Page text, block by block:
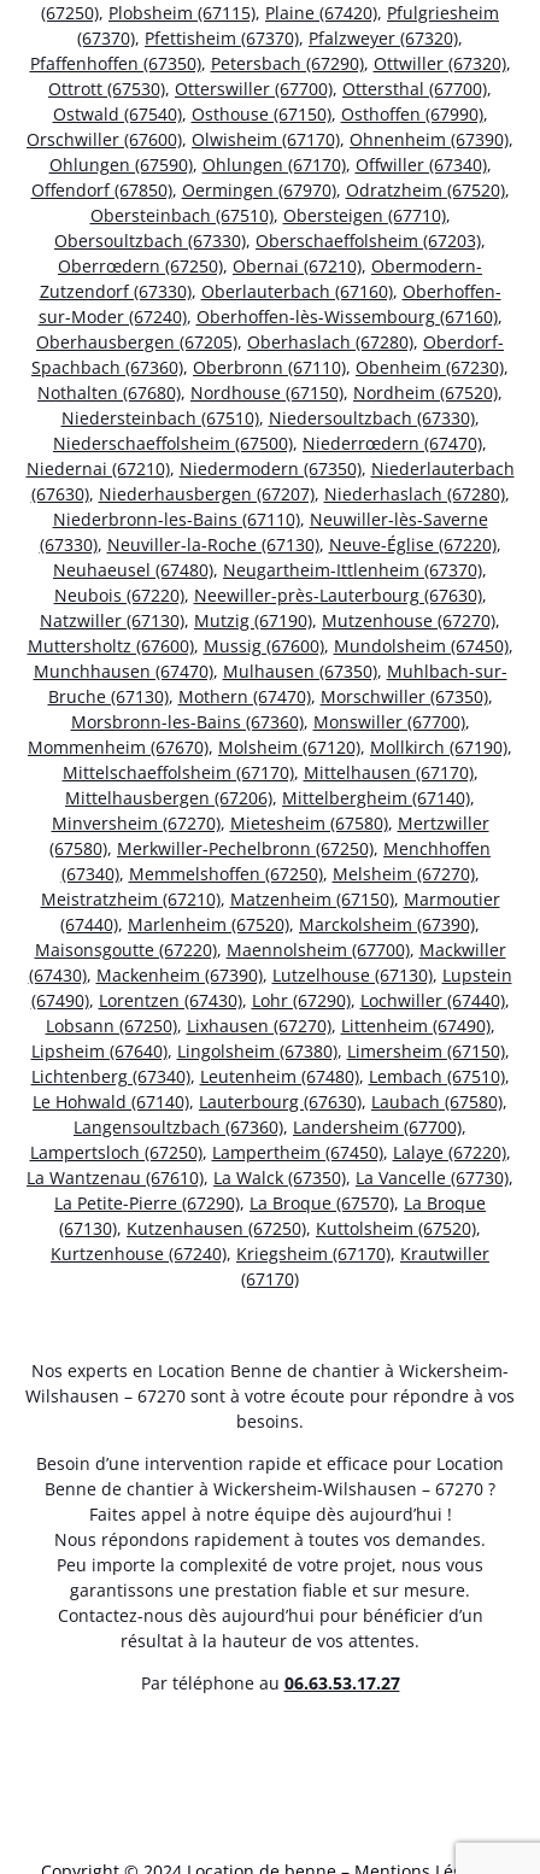
(67250), Plobsheim (67115), Plaine (67420), Pfulgriesheim
(67370), Pfettisheim (67370), Pfalzweyer (67320),
Pfaffenhoffen (67350), Petersbach (67290), Ottwiller (67320),
Ottrott (67530), Otterswiller (67700), Ottersthal (67700),
Ostwald (67540), Osthouse (67150), Osthoffen (67990),
Orschwiller (67600), Olwisheim (67170), Ohnenheim (67390),
Ohlungen (67590), Ohlungen (67170), Offwiller (67340),
Offendorf (67850), Oermingen (67970), Odratzheim (67520),
Obersteinbach (67510), Obersteigen (67710),
Obersoultzbach (67330), Oberschaeffolsheim (67203),
Oberrœdern (67250), Obernai (67210), Obermodern-
Zutzendorf (67330), Oberlauterbach (67160), Oberhoffen-
sur-Moder (67240), Oberhoffen-lès-Wissembourg (67160),
Oberhausbergen (67205), Oberhaslach (67280), Oberdorf-
Spachbach (67360), Oberbronn (67110), Obenheim (67230),
Nothalten (67680), Nordhouse (67150), Nordheim (67520),
Niedersteinbach (67510), Niedersoultzbach (67330),
Niederschaeffolsheim (67500), Niederrœdern (67470),
Niedernai (67210), Niedermodern (67350), Niederlauterbach
(67630), Niederhausbergen (67207), Niederhaslach (67280),
Niederbronn-les-Bains (67110), Neuwiller-lès-Saverne
(67330), Neuviller-la-Roche (67130), Neuve-Église (67220),
Neuhaeusel (67480), Neugartheim-Ittlenheim (67370),
Neubois (67220), Neewiller-près-Lauterbourg (67630),
Natzwiller (67130), Mutzig (67190), Mutzenhouse (67270),
Muttersholtz (67600), Mussig (67600), Mundolsheim (67450),
Munchhausen (67470), Mulhausen (67350), Muhlbach-sur-
Bruche (67130), Mothern (67470), Morschwiller (67350),
Morsbronn-les-Bains (67360), Monswiller (67700),
Mommenheim (67670), Molsheim (67120), Mollkirch (67190),
Mittelschaeffolsheim (67170), Mittelhausen (67170),
Mittelhausbergen (67206), Mittelbergheim (67140),
Minversheim (67270), Mietesheim (67580), Mertzwiller
(67580), Merkwiller-Pechelbronn (67250), Menchhoffen
(67340), Memmelshoffen (67250), Melsheim (67270),
Meistratzheim (67210), Matzenheim (67150), Marmoutier
(67440), Marlenheim (67520), Marckolsheim (67390),
Maisonsgoutte (67220), Maennolsheim (67700), Mackwiller
(67430), Mackenheim (67390), Lutzelhouse (67130), Lupstein
(67490), Lorentzen (67430), Lohr (67290), Lochwiller (67440),
Lobsann (67250), Lixhausen (67270), Littenheim (67490),
Lipsheim (67640), Lingolsheim (67380), Limersheim (67150),
Lichtenberg (67340), Leutenheim (67480), Lembach (67510),
Le Hohwald (67140), Lauterbourg (67630), Laubach (67580),
Langensoultzbach (67360), Landersheim (67700),
Lampertsloch (67250), Lampertheim (67450), Lalaye (67220),
La Wantzenau (67610), La Walck (67350), La Vancelle (67730),
La Petite-Pierre (67290), La Broque (67570), La Broque
(67130), Kutzenhausen (67250), Kuttolsheim (67520),
Kurtzenhouse (67240), Kriegsheim (67170), Krautwiller
(67170)
Nos experts en Location Benne de chantier à Wickersheim-
Wilshausen – 67270 sont à votre écoute pour répondre à vos
besoins.
Besoin d’une intervention rapide et efficace pour Location
Benne de chantier à Wickersheim-Wilshausen – 67270 ?
Faites appel à notre équipe dès aujourd’hui !
Nous répondons rapidement à toutes vos demandes.
Peu importe la complexité de votre projet, nous vous
garantissons une prestation fiable et sur mesure.
Contactez-nous dès aujourd’hui pour bénéficier d’un
résultat à la hauteur de vos attentes.
Par téléphone au 06.63.53.17.27